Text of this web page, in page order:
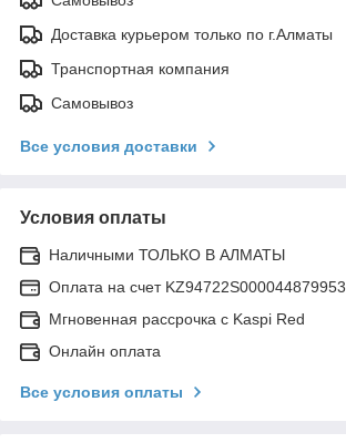
Доставка курьером только по г.Алматы
Транспортная компания
Самовывоз
Все условия доставки
Условия оплаты
Наличными ТОЛЬКО В АЛМАТЫ
Оплата на счет KZ94722S000044879953
Мгновенная рассрочка с Kaspi Red
Онлайн оплата
Все условия оплаты